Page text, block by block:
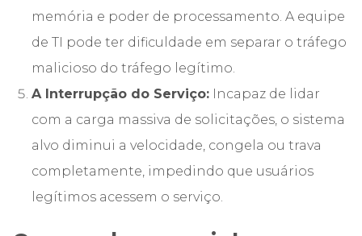
memória e poder de processamento. A equipe
de TI pode ter dificuldade em separar o tráfego
malicioso do tráfego legítimo.
A Interrupção do Serviço: Incapaz de lidar
com a carga massiva de solicitações, o sistema
alvo diminui a velocidade, congela ou trava
completamente, impedindo que usuários
legítimos acessem o serviço.